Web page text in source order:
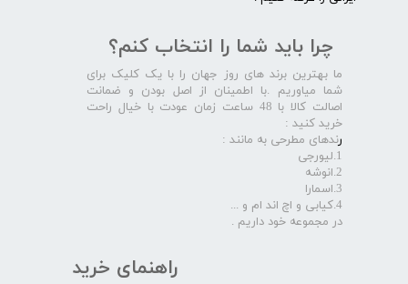
راهنمای خرید
چرا باید شما را انتخاب کنم؟
ما بهترین برند های روز جهان را با یک کلیک برای
شما میاوریم .با اطمینان از اصل بودن و ضمانت
اصالت کالا با 48 ساعت زمان عودت با خیال راحت
خرید کنید :
رندهای مطرحی به مانند :
1.لیورجی
2.انوشه
3.اسمارا
4.کیابی و اچ اند ام و ...
در مجموعه خود داریم .​​​​​​​